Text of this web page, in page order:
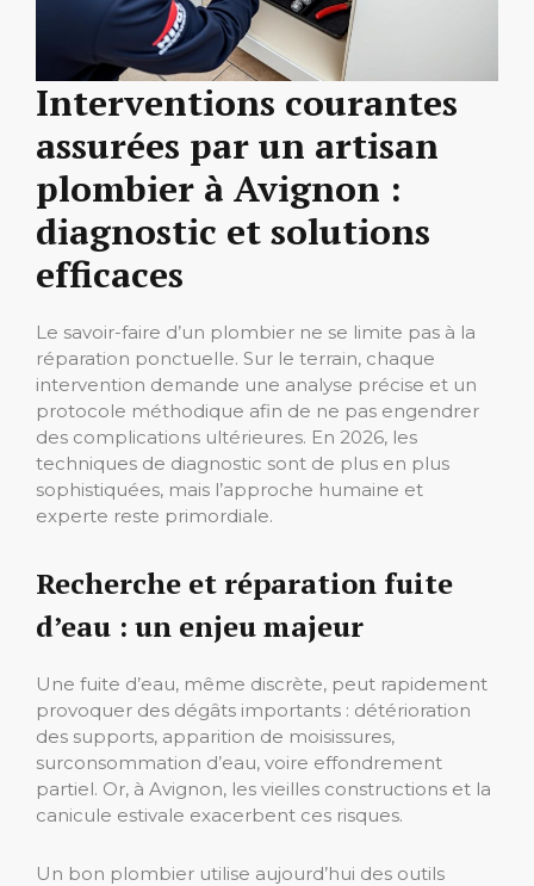
Interventions courantes
assurées par un artisan
plombier à Avignon :
diagnostic et solutions
efficaces
Le savoir-faire d’un plombier ne se limite pas à la
réparation ponctuelle. Sur le terrain, chaque
intervention demande une analyse précise et un
protocole méthodique afin de ne pas engendrer
des complications ultérieures. En 2026, les
techniques de diagnostic sont de plus en plus
sophistiquées, mais l’approche humaine et
experte reste primordiale.
Recherche et réparation fuite
d’eau : un enjeu majeur
Une fuite d’eau, même discrète, peut rapidement
provoquer des dégâts importants : détérioration
des supports, apparition de moisissures,
surconsommation d’eau, voire effondrement
partiel. Or, à Avignon, les vieilles constructions et la
canicule estivale exacerbent ces risques.
Un bon plombier utilise aujourd’hui des outils